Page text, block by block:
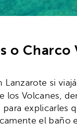
o
si
los Volcanes,
explicarles
el baño